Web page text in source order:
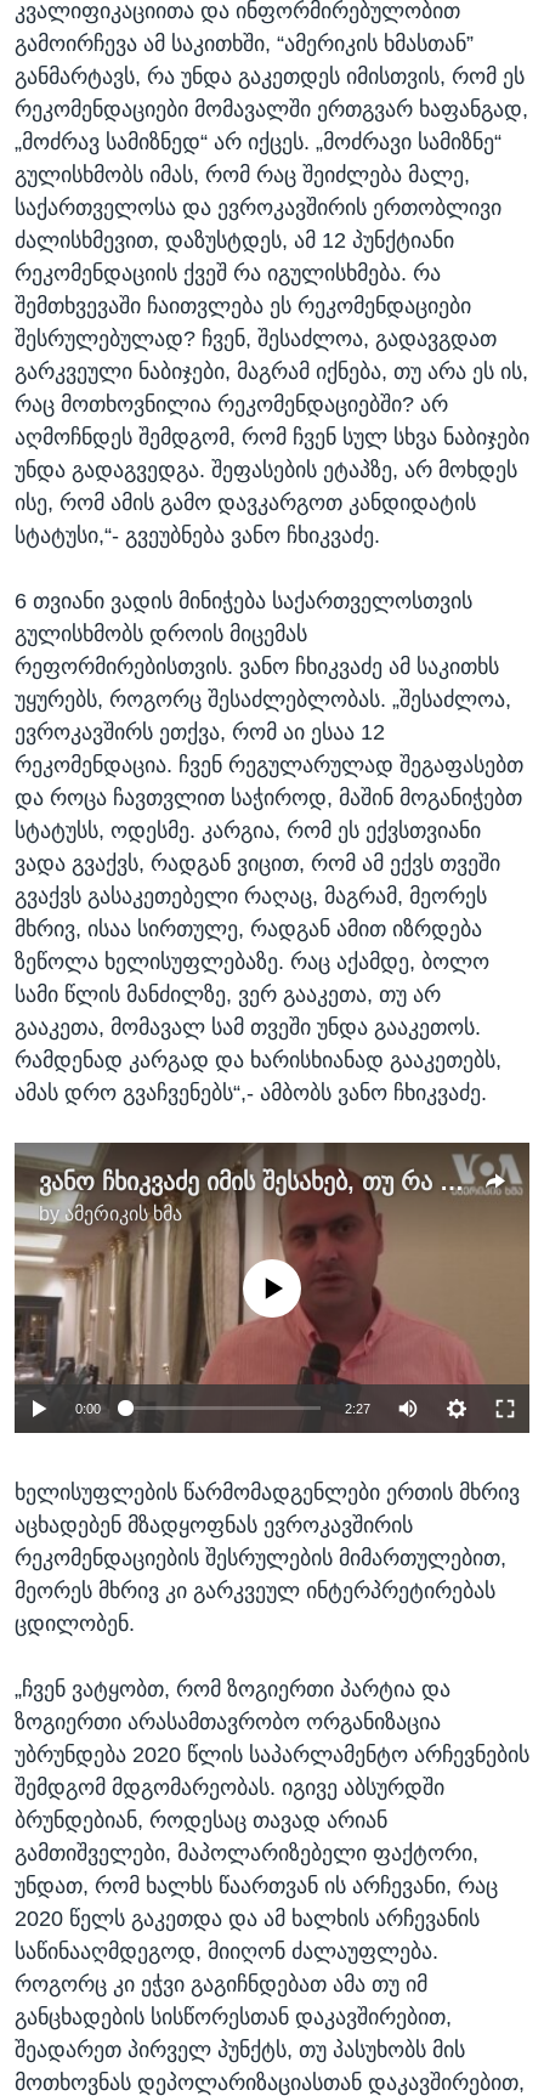
კვალიფიკაციითა და ინფორმირებულობით
გამოირჩევა ამ საკითხში, “ამერიკის ხმასთან”
განმარტავს, რა უნდა გაკეთდეს იმისთვის, რომ ეს
რეკომენდაციები მომავალში ერთგვარ ხაფანგად,
„მოძრავ სამიზნედ“ არ იქცეს. „მოძრავი სამიზნე“
გულისხმობს იმას, რომ რაც შეიძლება მალე,
საქართველოსა და ევროკავშირის ერთობლივი
ძალისხმევით, დაზუსტდეს, ამ 12 პუნქტიანი
რეკომენდაციის ქვეშ რა იგულისხმება. რა
შემთხვევაში ჩაითვლება ეს რეკომენდაციები
შესრულებულად? ჩვენ, შესაძლოა, გადავგდათ
გარკვეული ნაბიჯები, მაგრამ იქნება, თუ არა ეს ის,
რაც მოთხოვნილია რეკომენდაციებში? არ
აღმოჩნდეს შემდგომ, რომ ჩვენ სულ სხვა ნაბიჯები
უნდა გადაგვედგა. შეფასების ეტაპზე, არ მოხდეს
ისე, რომ ამის გამო დავკარგოთ კანდიდატის
სტატუსი,“- გვეუბნება ვანო ჩხიკვაძე.
6 თვიანი ვადის მინიჭება საქართველოსთვის
გულისხმობს დროის მიცემას
რეფორმირებისთვის. ვანო ჩხიკვაძე ამ საკითხს
უყურებს, როგორც შესაძლებლობას. „შესაძლოა,
ევროკავშირს ეთქვა, რომ აი ესაა 12
რეკომენდაცია. ჩვენ რეგულარულად შეგაფასებთ
და როცა ჩავთვლით საჭიროდ, მაშინ მოგანიჭებთ
სტატუსს, ოდესმე. კარგია, რომ ეს ექვსთვიანი
ვადა გვაქვს, რადგან ვიცით, რომ ამ ექვს თვეში
გვაქვს გასაკეთებელი რაღაც, მაგრამ, მეორეს
მხრივ, ისაა სირთულე, რადგან ამით იზრდება
ზეწოლა ხელისუფლებაზე. რაც აქამდე, ბოლო
სამი წლის მანძილზე, ვერ გააკეთა, თუ არ
გააკეთა, მომავალ სამ თვეში უნდა გააკეთოს.
რამდენად კარგად და ხარისხიანად გააკეთებს,
ამას დრო გვაჩვენებს“,- ამბობს ვანო ჩხიკვაძე.
ვანო ჩხიკვაძე იმის შესახებ, თუ რა არის საჭირო ევროკავშირის რეკომენდაციების შესასრულებლად
by ამერიკის ხმა
No media source currently available
0:00 2:27
ხელისუფლების წარმომადგენლები ერთის მხრივ
აცხადებენ მზადყოფნას ევროკავშირის
რეკომენდაციების შესრულების მიმართულებით,
მეორეს მხრივ კი გარკვეულ ინტერპრეტირებას
ცდილობენ.
„ჩვენ ვატყობთ, რომ ზოგიერთი პარტია და
ზოგიერთი არასამთავრობო ორგანიზაცია
უბრუნდება 2020 წლის საპარლამენტო არჩევნების
შემდგომ მდგომარეობას. იგივე აბსურდში
ბრუნდებიან, როდესაც თავად არიან
გამთიშველები, მაპოლარიზებელი ფაქტორი,
უნდათ, რომ ხალხს წაართვან ის არჩევანი, რაც
2020 წელს გაკეთდა და ამ ხალხის არჩევანის
საწინააღმდეგოდ, მიიღონ ძალაუფლება.
როგორც კი ეჭვი გაგიჩნდებათ ამა თუ იმ
განცხადების სისწორესთან დაკავშირებით,
შეადარეთ პირველ პუნქტს, თუ პასუხობს მის
მოთხოვნას დეპოლარიზაციასთან დაკავშირებით,